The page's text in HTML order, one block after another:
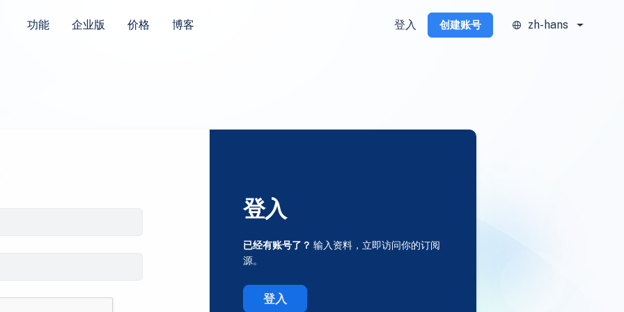
功能 企业版 价格 博客 登入 创建账号 zh-hans
登入
已经有账号了？ 输入资料，立即访问你的订阅
源。
登入